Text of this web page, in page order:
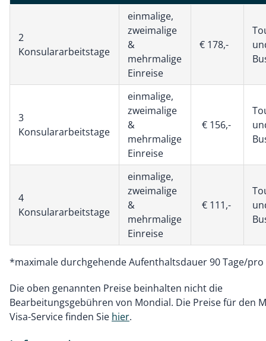
2
Konsulararbeitstage
einmalige,
zweimalige
&
mehrmalige
Einreise
€ 178,-
3
Konsulararbeitstage
einmalige,
zweimalige
&
mehrmalige
Einreise
€ 156,-
4
Konsulararbeitstage
einmalige,
zweimalige
&
mehrmalige
Einreise
€ 111,-
*maximale durchgehende Aufenthaltsdauer 90 Tage/pro
Die oben genannten Preise beinhalten nicht die
Bearbeitungsgebühren von Mondial. Die Preise für den
Visa-Service finden Sie hier.